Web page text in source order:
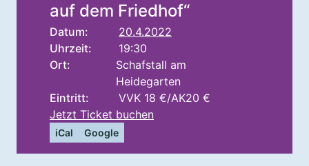
auf dem Friedhof“
Datum:
20.4.2022
Uhrzeit:
19:30
Ort:
Schafstall am
Heidegarten
Eintritt:
VVK 18 €/AK20 €
Jetzt Ticket buchen
iCal Google